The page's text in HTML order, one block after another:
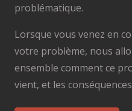
problématique.
Lorsque vous venez en
votre problème, nous
ensemble comment ce
vient, et les